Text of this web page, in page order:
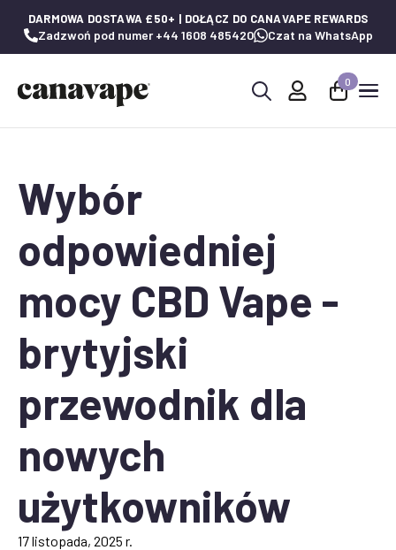
DARMOWA DOSTAWA £50+ | DOŁĄCZ DO CANAVAPE REWARDS
Zadzwoń pod numer +44 1608 485420 Czat na WhatsApp
0
Wybór
odpowiedniej
mocy CBD Vape -
brytyjski
przewodnik dla
nowych
użytkowników
17 listopada, 2025 r.